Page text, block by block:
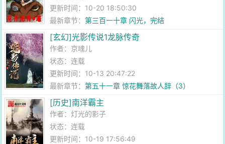
更新时间：10-20 18:50:30
最新章节：第三百一十章 闪光，完结
[玄幻]光影传说1龙脉传奇
作者： 京魂儿
状态：连载
更新时间：10-13 20:47:22
最新章节：第五十一章 惊花舞落故人辞（3）
[历史]南洋霸主
作者： 灯光的影子
状态：连载
更新时间：10-19 17:56:49